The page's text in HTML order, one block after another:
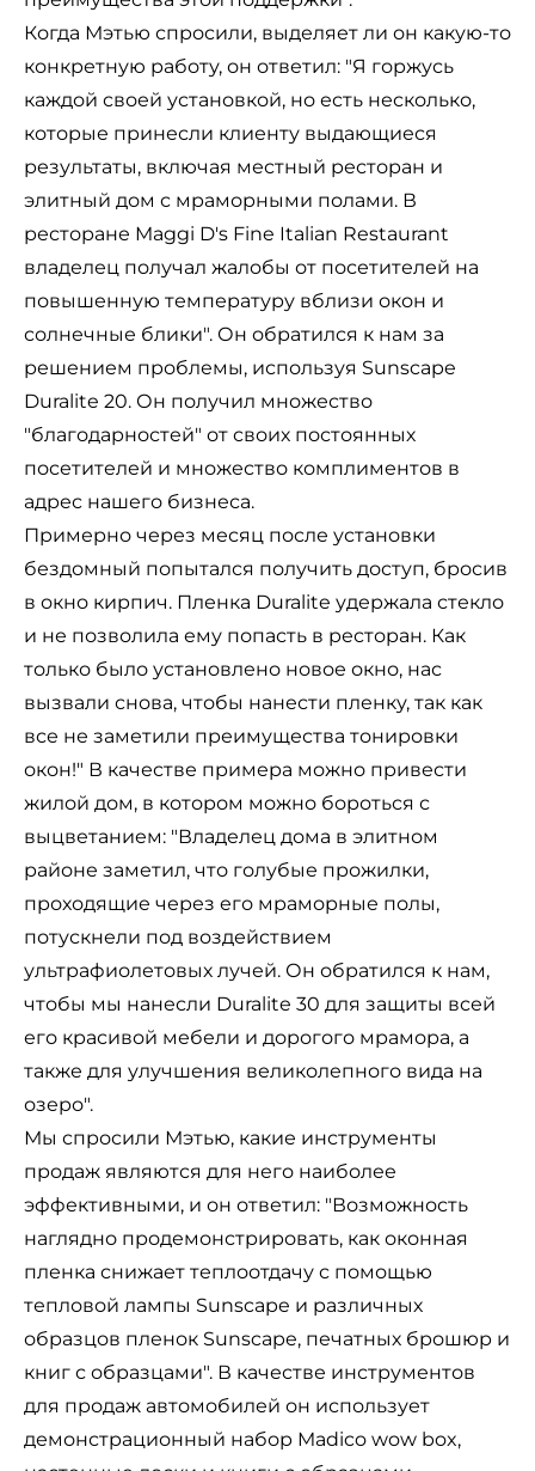
Когда Мэтью спросили, выделяет ли он какую-то
конкретную работу, он ответил: "Я горжусь
каждой своей установкой, но есть несколько,
которые принесли клиенту выдающиеся
результаты, включая местный ресторан и
элитный дом с мраморными полами. В
ресторане Maggi D's Fine Italian Restaurant
владелец получал жалобы от посетителей на
повышенную температуру вблизи окон и
солнечные блики". Он обратился к нам за
решением проблемы, используя Sunscape
Duralite 20. Он получил множество
"благодарностей" от своих постоянных
посетителей и множество комплиментов в
адрес нашего бизнеса.
Примерно через месяц после установки
бездомный попытался получить доступ, бросив
в окно кирпич. Пленка Duralite удержала стекло
и не позволила ему попасть в ресторан. Как
только было установлено новое окно, нас
вызвали снова, чтобы нанести пленку, так как
все не заметили преимущества тонировки
окон!" В качестве примера можно привести
жилой дом, в котором можно бороться с
выцветанием: "Владелец дома в элитном
районе заметил, что голубые прожилки,
проходящие через его мраморные полы,
потускнели под воздействием
ультрафиолетовых лучей. Он обратился к нам,
чтобы мы нанесли Duralite 30 для защиты всей
его красивой мебели и дорогого мрамора, а
также для улучшения великолепного вида на
озеро".
Мы спросили Мэтью, какие инструменты
продаж являются для него наиболее
эффективными, и он ответил: "Возможность
наглядно продемонстрировать, как оконная
пленка снижает теплоотдачу с помощью
тепловой лампы Sunscape и различных
образцов пленок Sunscape, печатных брошюр и
книг с образцами". В качестве инструментов
для продаж автомобилей он использует
демонстрационный набор Madico wow box,